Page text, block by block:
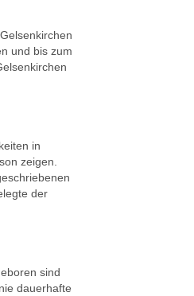
und bis zum
in
zeigen.
der
sind
dauerhafte